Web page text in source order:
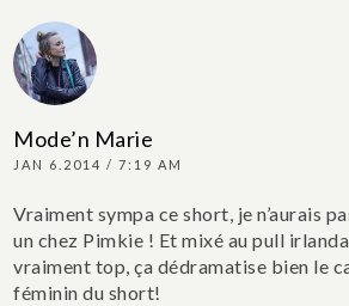
Mode’n Marie
JAN 6.2014 / 7:19 AM
Vraiment sympa ce short, je n’aurais
un chez Pimkie ! Et mixé au pull
vraiment top, ça dédramatise bien le
féminin du short!